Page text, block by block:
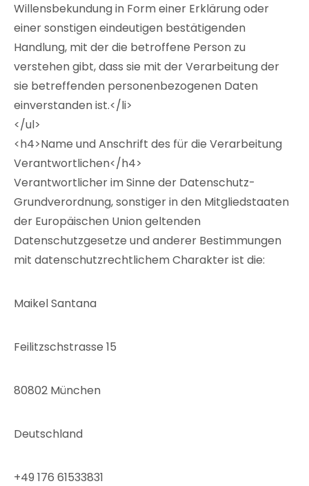
Willensbekundung in Form einer Erklärung oder
einer sonstigen eindeutigen bestätigenden
Handlung, mit der die betroffene Person zu
verstehen gibt, dass sie mit der Verarbeitung der
sie betreffenden personenbezogenen Daten
einverstanden ist.</li>
</ul>
<h4>Name und Anschrift des für die Verarbeitung
Verantwortlichen</h4>
Verantwortlicher im Sinne der Datenschutz-
Grundverordnung, sonstiger in den Mitgliedstaaten
der Europäischen Union geltenden
Datenschutzgesetze und anderer Bestimmungen
mit datenschutzrechtlichem Charakter ist die:
Maikel Santana
Feilitzschstrasse 15
80802 München
Deutschland
+49 176 61533831